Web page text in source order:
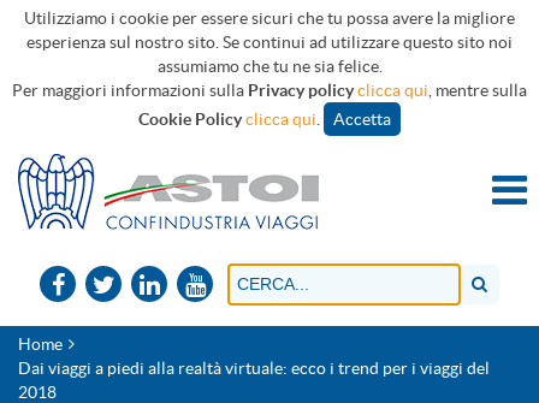
Utilizziamo i cookie per essere sicuri che tu possa avere la migliore
esperienza sul nostro sito. Se continui ad utilizzare questo sito noi
assumiamo che tu ne sia felice.
Per maggiori informazioni sulla Privacy policyclicca qui , mentre sulla
Cookie Policyclicca qui Accetta
Home
Dai viaggi a piedi alla realtà virtuale: ecco i trend per i viaggi del
2018